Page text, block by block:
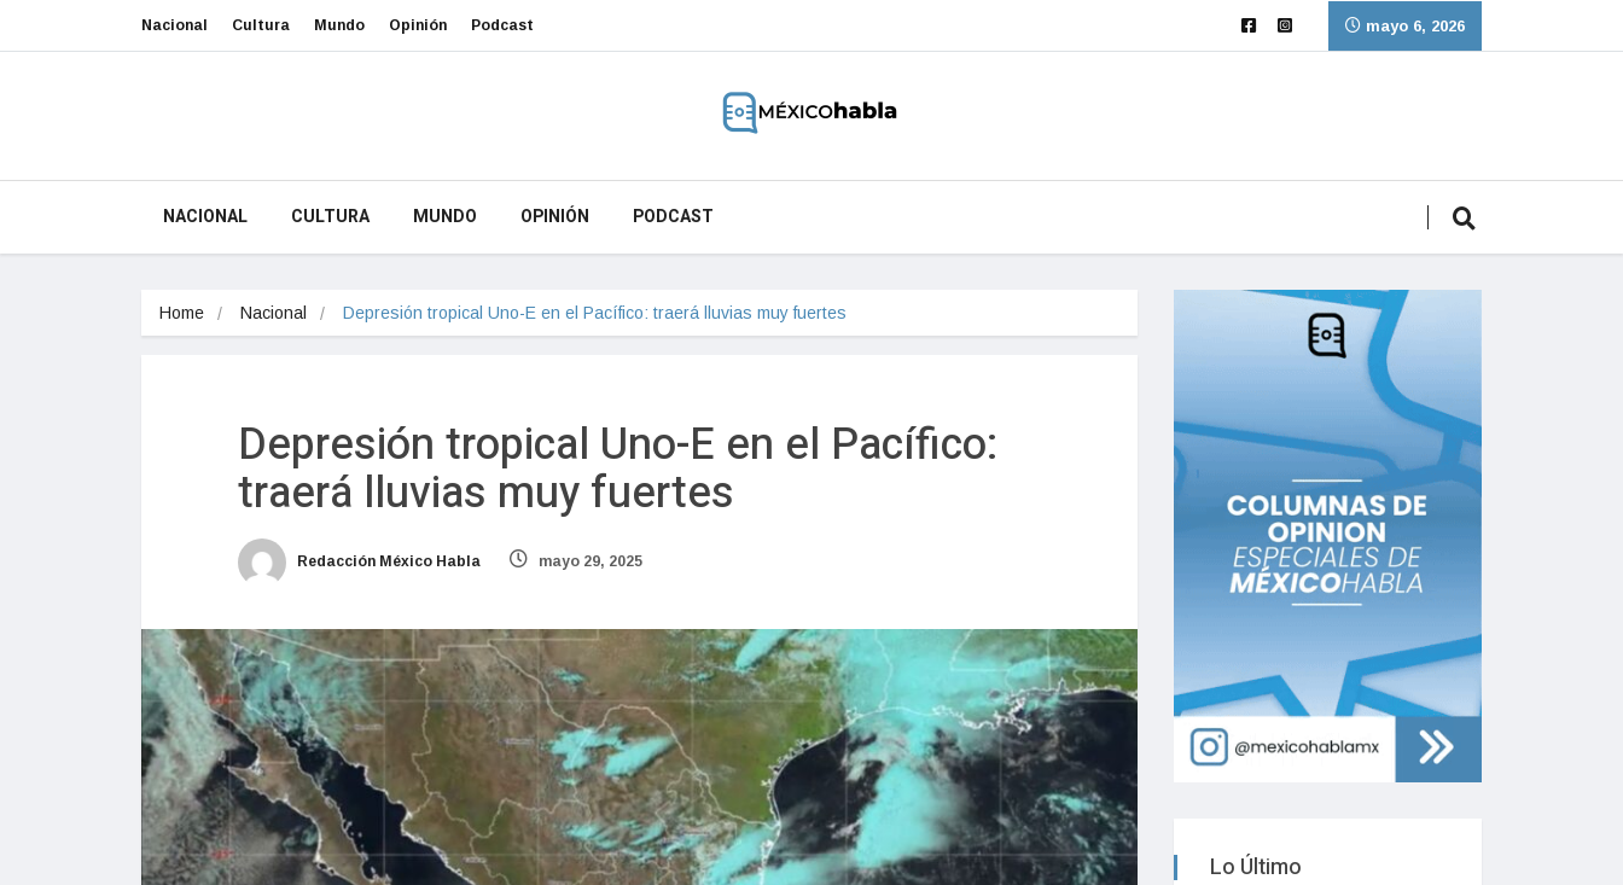
Nacional Cultura Mundo Opinión Podcast mayo 6, 2026
NACIONAL CULTURA MUNDO OPINIÓN PODCAST
Home Nacional Depresión tropical Uno-E en el Pacífico: traerá lluvias muy fuertes
Depresión tropical Uno-E en el Pacífico:
traerá lluvias muy fuertes
Redacción México Habla mayo 29, 2025
Lo Último